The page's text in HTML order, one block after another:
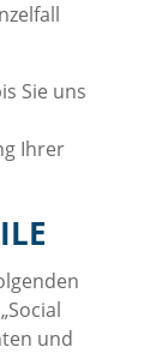
Sie uns
Ihrer
und